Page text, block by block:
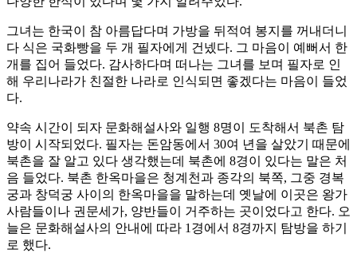
그녀는 한국이 참 아름답다며 가방을 뒤적여 봉지를 꺼내더니
다 식은 국화빵을 두 개 필자에게 건넸다. 그 마음이 예뻐서 한
개를 집어 들었다. 감사하다며 떠나는 그녀를 보며 필자로 인
해 우리나라가 친절한 나라로 인식되면 좋겠다는 마음이 들었
다.
약속 시간이 되자 문화해설사와 일행 8명이 도착해서 북촌 탐
방이 시작되었다. 필자는 돈암동에서 30여 년을 살았기 때문에
북촌을 잘 알고 있다 생각했는데 북촌에 8경이 있다는 말은 처
음 들었다. 북촌 한옥마을은 청계천과 종각의 북쪽, 그중 경복
궁과 창덕궁 사이의 한옥마을을 말하는데 옛날에 이곳은 왕가
사람들이나 권문세가, 양반들이 거주하는 곳이었다고 한다. 오
늘은 문화해설사의 안내에 따라 1경에서 8경까지 탐방을 하기
로 했다.